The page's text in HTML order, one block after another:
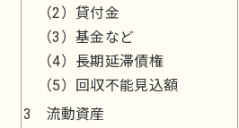
（2）貸付金
（3）基金など
（4）長期延滞債権
（5）回収不能見込額
3 流動資産